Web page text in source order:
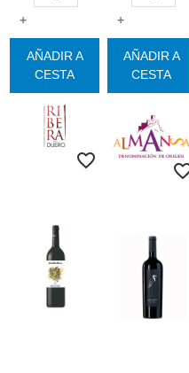
+
AÑADIR A
CESTA
+
AÑADIR A
CESTA